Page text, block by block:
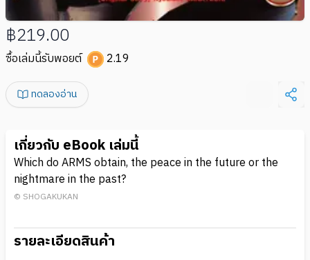
฿219.00
ซื้อเล่มนี้รับพอยต์ 2.19
ทดลองอ่าน
เกี่ยวกับ eBook เล่มนี้
Which do ARMS obtain, the peace in the future or the
nightmare in the past?
© SHOGAKUKAN
รายละเอียดสินค้า